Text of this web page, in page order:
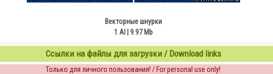
Векторные шнурки
1 AI | 9.97 Mb
Ссылки на файлы для загрузки / Download links
Только для личного пользования! / For personal use only!